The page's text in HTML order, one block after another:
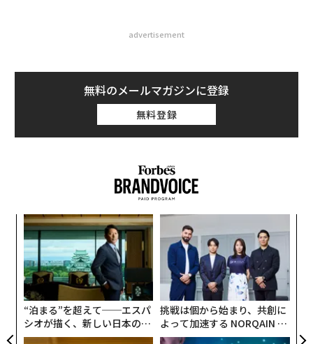
advertisement
無料のメールマガジンに登録
無料登録
“泊まる”を超えて──エスパ
シオが描く、新しい日本のラ
グジュアリー（前編）
挑戦は個から始まり、共創に
よって加速する NORQAIN JA
PAN 特別座談会